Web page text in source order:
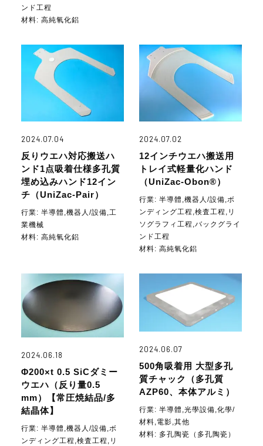
ンド工程
材料: 高純氧化鋁
2024.07.04
反りウエハ対応搬送ハ
ンド1点吸着仕様多孔質
埋め込みハンド12イン
チ（UniZac-Pair）
行業: 半導體,機器人/設備,工
業機械
材料: 高純氧化鋁
2024.07.02
12インチウエハ搬送用
トレイ式軽量化ハンド
（UniZac-Obon®）
行業:半導體,機器人/設備,ボ
ンディング工程,検査工程,リ
ソグラフィ工程,バックグライ
ンド工程
材料:高純氧化鋁
2024.06.18
Φ200×t 0.5 SiCダミー
ウエハ（反り量0.5
mm）【常圧焼結品/多
結晶体】
行業: 半導體,機器人/設備,ボ
ンディング工程,検査工程,リ
2024.06.07
500角吸着用 大型多孔
質チャック（多孔質
AZP60、本体アルミ）
行業:半導體,光學設備,化學/
材料,電影,其他
材料: 多孔陶瓷（多孔陶瓷）